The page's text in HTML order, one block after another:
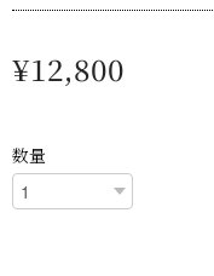
¥12,800
数量